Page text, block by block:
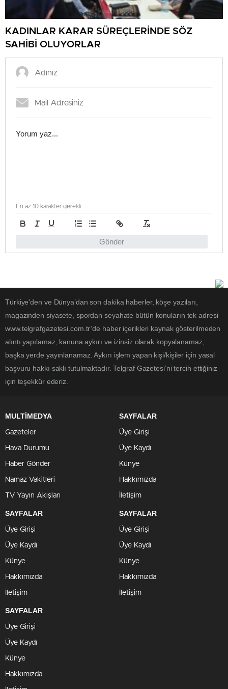
KADINLAR KARAR SÜREÇLERİNDE SÖZ
SAHİBİ OLUYORLAR
Gönder
En az 10 karakter gerekli
Türkiye'den ve Dünya’dan son dakika haberler, köşe yazıları,
magazinden siyasete, spordan seyahate bütün konuların tek adresi
www.telgrafgazetesi.com.tr’de haber içerikleri kaynak gösterilmeden
alıntı yapılamaz, kanuna aykırı ve izinsiz olarak kopyalanamaz,
başka yerde yayınlanamaz. Aykırı işlem yapan kişi/kişiler için yasal
başvuru hakkı saklı tutulmaktadır. Telgraf Gazetesi’ni tercih ettiğiniz
için teşekkür ederiz.
MULTİMEDYA
Gazeteler
Hava Durumu
Haber Gönder
Namaz Vakitleri
TV Yayın Akışları
SAYFALAR
Üye Girişi
Üye Kaydı
Künye
Hakkımızda
İletişim
SAYFALAR
Üye Girişi
Üye Kaydı
Künye
Hakkımızda
İletişim
SAYFALAR
Üye Girişi
Üye Kaydı
Künye
Hakkımızda
İletişim
SAYFALAR
Üye Girişi
Üye Kaydı
Künye
Hakkımızda